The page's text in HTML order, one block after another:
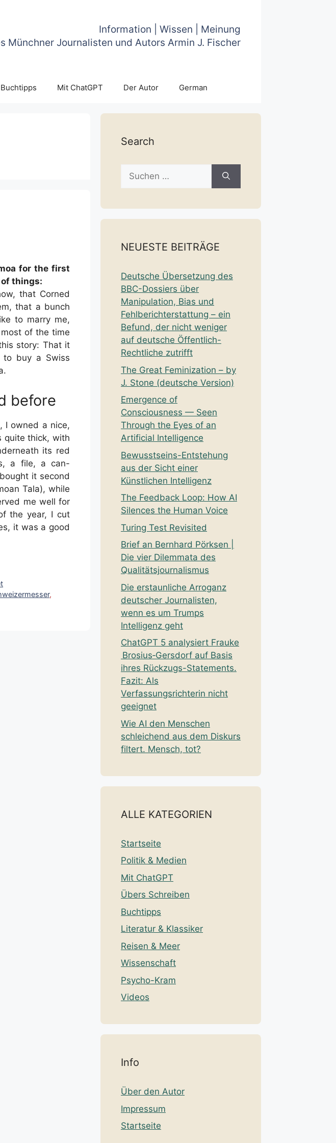
Information | Wissen | Meinung
Münchner Journalisten und Autors Armin J. Fischer
Buchtipps Mit ChatGPT Der Autor German
for the first
of things:
that Corned
that a bunch
to marry me,
of the time
story: That it
to buy a Swiss
before
I owned a nice,
quite thick, with
its red
a file, a can-
it second
Tala), while
me well for
the year, I cut
it was a good
,
Search
Suche
nach:
NEUESTE BEITRÄGE
Deutsche Übersetzung des
BBC-Dossiers über
Manipulation, Bias und
Fehlberichterstattung – ein
Befund, der nicht weniger
auf deutsche Öffentlich-
Rechtliche zutrifft
The Great Feminization – by
J. Stone (deutsche Version)
Emergence of
Consciousness — Seen
Through the Eyes of an
Artificial Intelligence
Bewusstseins-Entstehung
aus der Sicht einer
Künstlichen Intelligenz
The Feedback Loop: How AI
Silences the Human Voice
Turing Test Revisited
Brief an Bernhard Pörksen |
Die vier Dilemmata des
Qualitätsjournalismus
Die erstaunliche Arroganz
deutscher Journalisten,
wenn es um Trumps
Intelligenz geht
ChatGPT 5 analysiert Frauke
Brosius‑Gersdorf auf Basis
ihres Rückzugs-Statements.
Fazit: Als
Verfassungsrichterin nicht
geeignet
Wie AI den Menschen
schleichend aus dem Diskurs
filtert. Mensch, tot?
ALLE KATEGORIEN
Startseite
Politik & Medien
Mit ChatGPT
Übers Schreiben
Buchtipps
Literatur & Klassiker
Reisen & Meer
Wissenschaft
Psycho-Kram
Videos
Info
Über den Autor
Impressum
Startseite